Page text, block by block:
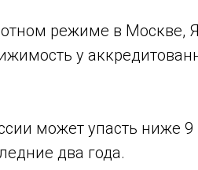
режиме в Москве,
у
может упасть ниже
два года.